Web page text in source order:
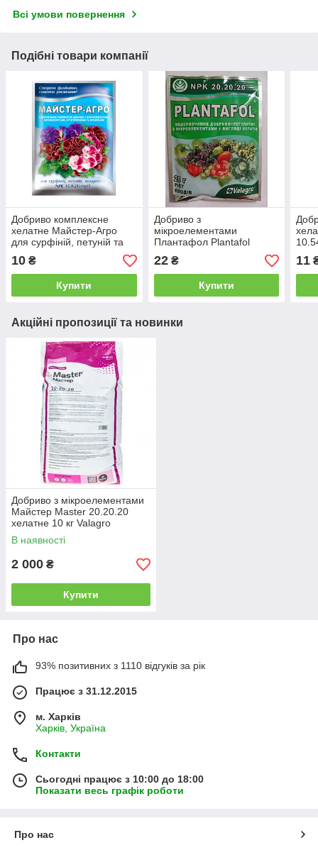
Всі умови повернення
Подібні товари компанії
Добриво комплексне
хелатне Майстер-Агро
для сурфіній, петуній та
пеларгоній 25 грамів
Караван
10 ₴
Купити
Добриво з
мікроелементами
Плантафол Plantafol
20.20.20 хелатне
Зростання плодів 25 грам
Valagro
22₴
Купити
11
Акційні пропозиції та новинки
Добриво з мікроелементами
Майстер Master 20.20.20
хелатне 10 кг Valagro
В наявності
2 000 ₴
Купити
Про нас
93% позитивних з 1110 відгуків за рік
Працює з 31.12.2015
м. Харків
Харків, Україна
Контакти
Сьогодні працює з 10:00 до 18:00
Показати весь графік роботи
Про нас